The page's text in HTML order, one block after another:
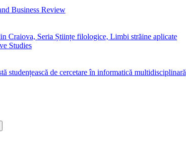
Business Review
Craiova, Seria Științe filologice, Limbi străine aplicate
Studies
studențească de cercetare în informatică multidisciplinară